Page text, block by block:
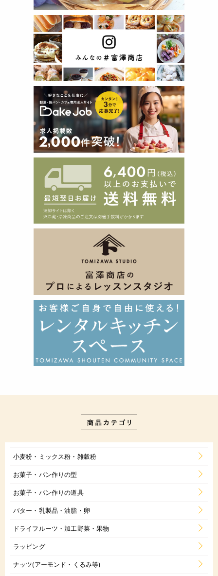
小麦粉・ミックス粉・雑穀粉
お菓子・パン作りの型
お菓子・パン作りの道具
バター・乳製品・油脂・卵
ドライフルーツ・加工野菜・果物
ラッピング
ナッツ(アーモンド・くるみ等)